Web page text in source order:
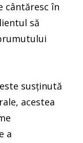
cântăresc în
să
susținută
acestea
a